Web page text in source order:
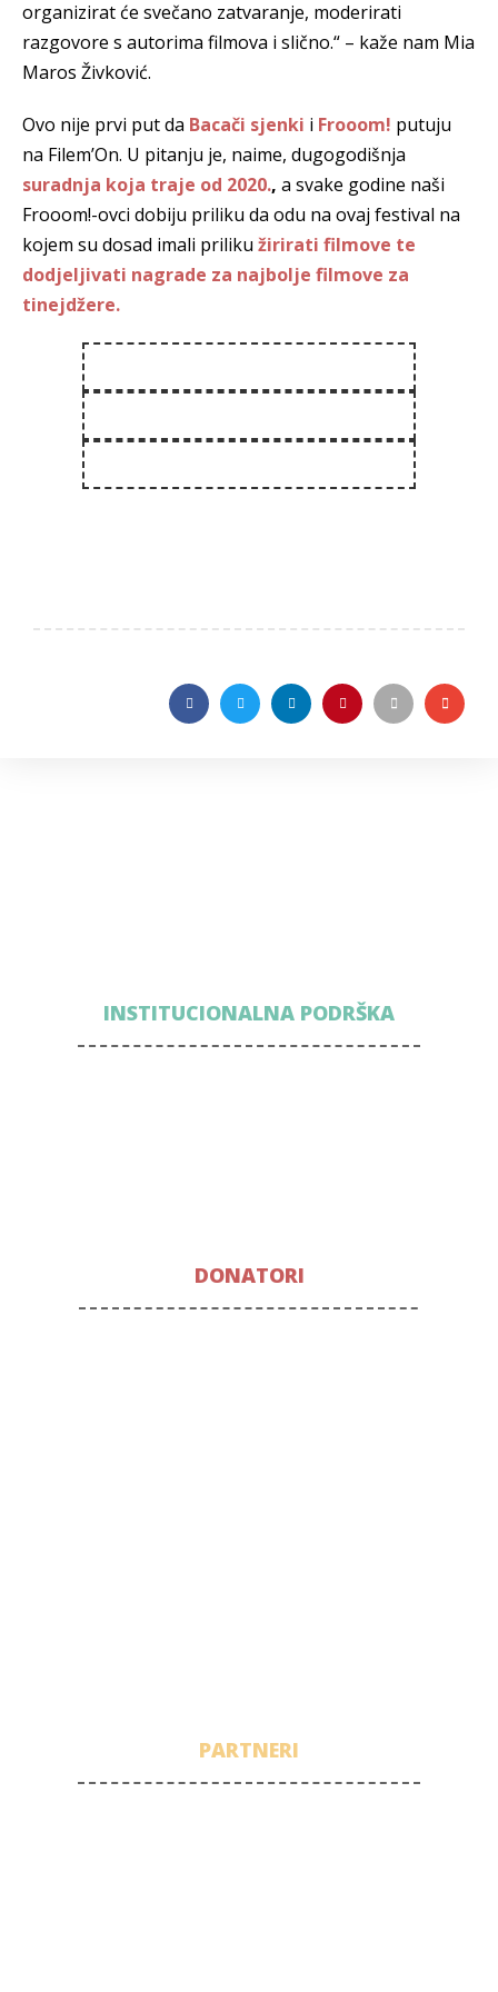
organizirat će svečano zatvaranje, moderirati
razgovore s autorima filmova i slično.“ – kaže nam Mia
Maros Živković.
Ovo nije prvi put da Bacači sjenki i Frooom! putuju
na Filem’On. U pitanju je, naime, dugogodišnja
suradnja koja traje od 2020., a svake godine naši
Frooom!-ovci dobiju priliku da odu na ovaj festival na
kojem su dosad imali priliku žirirati filmove te
dodjeljivati nagrade za najbolje filmove za
tinejdžere.
INSTITUCIONALNA PODRŠKA
DONATORI
PARTNERI